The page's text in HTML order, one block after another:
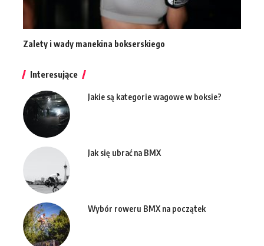
Zalety i wady manekina bokserskiego
Interesujące
Jakie są kategorie wagowe w boksie?
Jak się ubrać na BMX
Wybór roweru BMX na początek